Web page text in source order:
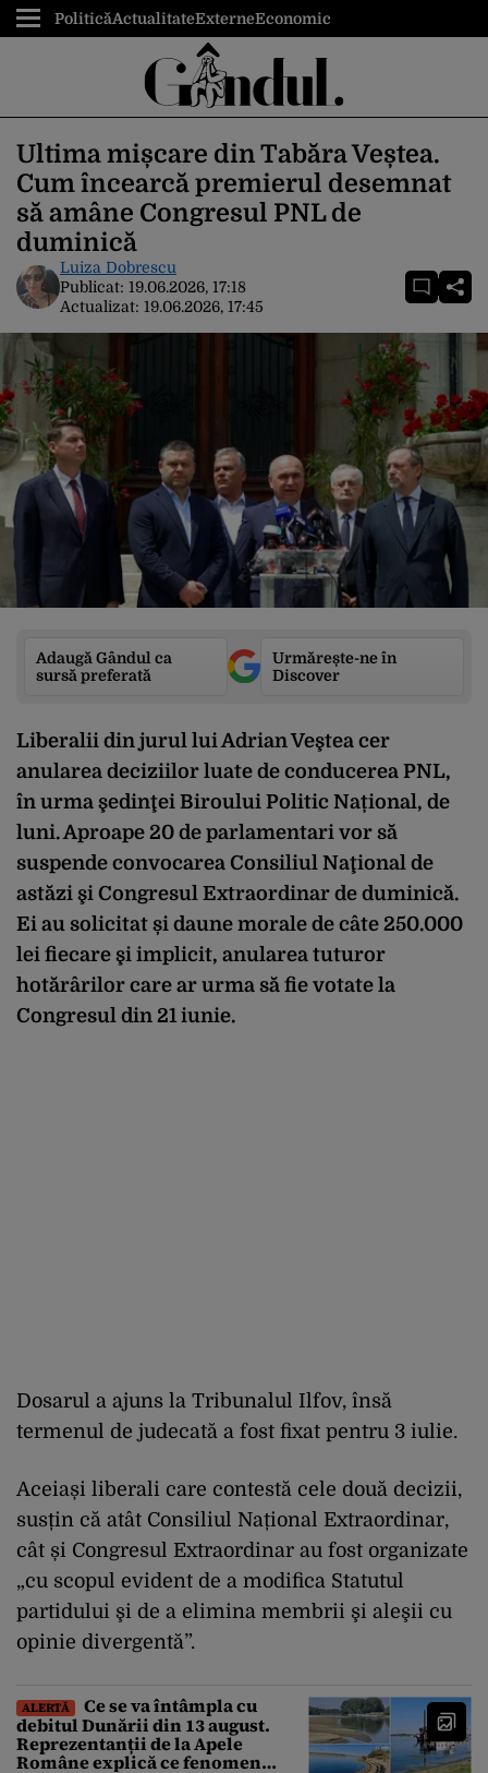
PoliticăActualitateExterneEconomic
Ultima mișcare din Tabăra Veștea.
Cum încearcă premierul desemnat
să amâne Congresul PNL de
duminică
Luiza Dobrescu
Publicat: 19.06.2026, 17:18
Actualizat: 19.06.2026, 17:45
Adaugă Gândul ca
sursă preferată
Urmărește-ne în
Discover
Liberalii din jurul lui Adrian Veştea cer
anularea deciziilor luate de conducerea PNL,
în urma şedinţei Biroului Politic Național, de
luni. Aproape 20 de parlamentari vor să
suspende convocarea Consiliul Naţional de
astăzi şi Congresul Extraordinar de duminică.
Ei au solicitat și daune morale de câte 250.000
lei fiecare şi implicit, anularea tuturor
hotărârilor care ar urma să fie votate la
Congresul din 21 iunie.
Dosarul a ajuns la Tribunalul Ilfov, însă
termenul de judecată a fost fixat pentru 3 iulie.
Aceiași liberali care contestă cele două decizii,
susțin că atât Consiliul Național Extraordinar,
cât și Congresul Extraordinar au fost organizate
„cu scopul evident de a modifica Statutul
partidului şi de a elimina membrii şi aleşii cu
opinie divergentă”.
ALERTĂ
Ce se va întâmpla cu
debitul Dunării din 13 august.
Reprezentanții de la Apele
Române explică ce fenomen